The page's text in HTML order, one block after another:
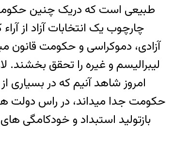
طبیعی است که دریک چنین حکومت
چارچوب یک انتخابات آزاد از
آزادی، دموکراسی و حکومت قانون
لیبرالیسم و غیره را تحقق
امروز شاهد آنیم که در
حکومت جدا میداند، در راس دولت ها
بازتولید استبداد و خودکامگی